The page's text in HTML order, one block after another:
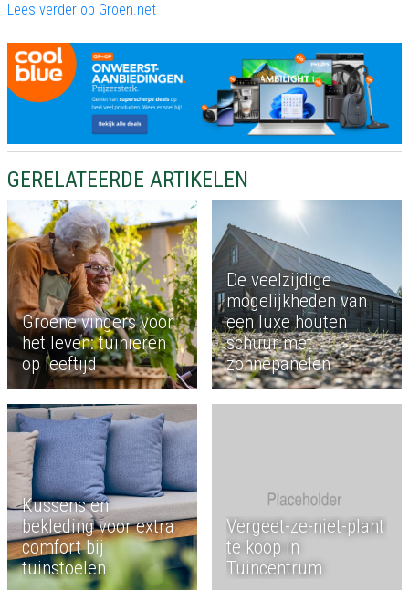
Lees verder op Groen.net
GERELATEERDE ARTIKELEN
Groene vingers voor
het leven: tuinieren
op leeftijd
De veelzijdige
mogelijkheden van
een luxe houten
schuur met
zonnepanelen
Kussens en
bekleding voor extra
comfort bij
tuinstoelen
Vergeet-ze-niet-plant
te koop in
Tuincentrum